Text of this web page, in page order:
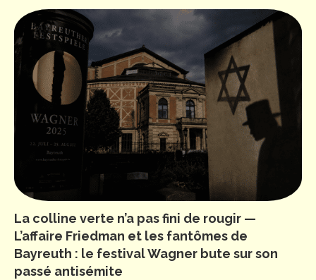
La colline verte n’a pas fini de rougir —
L’affaire Friedman et les fantômes de
Bayreuth : le festival Wagner bute sur son
passé antisémite